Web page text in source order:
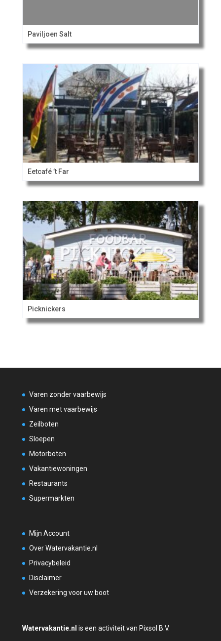
Paviljoen Salt
Eetcafé ’t Far
Picknickers
Varen zonder vaarbewijs
Varen met vaarbewijs
Zeilboten
Sloepen
Motorboten
Vakantiewoningen
Restaurants
Supermarkten
Mijn Account
Over Watervakantie.nl
Privacybeleid
Disclaimer
Verzekering voor uw boot
Watervakantie.nl is een activiteit van Pixsol B.V.